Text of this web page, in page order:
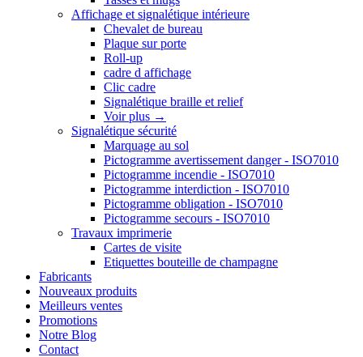
Affichage et signalétique intérieure
Chevalet de bureau
Plaque sur porte
Roll-up
cadre d affichage
Clic cadre
Signalétique braille et relief
Voir plus →
Signalétique sécurité
Marquage au sol
Pictogramme avertissement danger - ISO7010
Pictogramme incendie - ISO7010
Pictogramme interdiction - ISO7010
Pictogramme obligation - ISO7010
Pictogramme secours - ISO7010
Travaux imprimerie
Cartes de visite
Etiquettes bouteille de champagne
Fabricants
Nouveaux produits
Meilleurs ventes
Promotions
Notre Blog
Contact